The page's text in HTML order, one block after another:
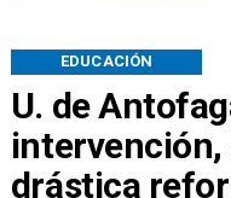
U. de
drástica
EDUCACIÓN